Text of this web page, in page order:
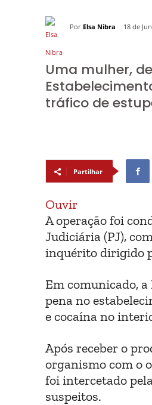
Por Elsa Nibra 18 de
Uma mulher,
tráfico de
Partilhar
Ouvir
A operação foi
Judiciária (PJ),
inquérito dirigido
Em comunicado,
pena no
e cocaína no
Após receber o
organismo com o
foi intercetado
suspeitos.